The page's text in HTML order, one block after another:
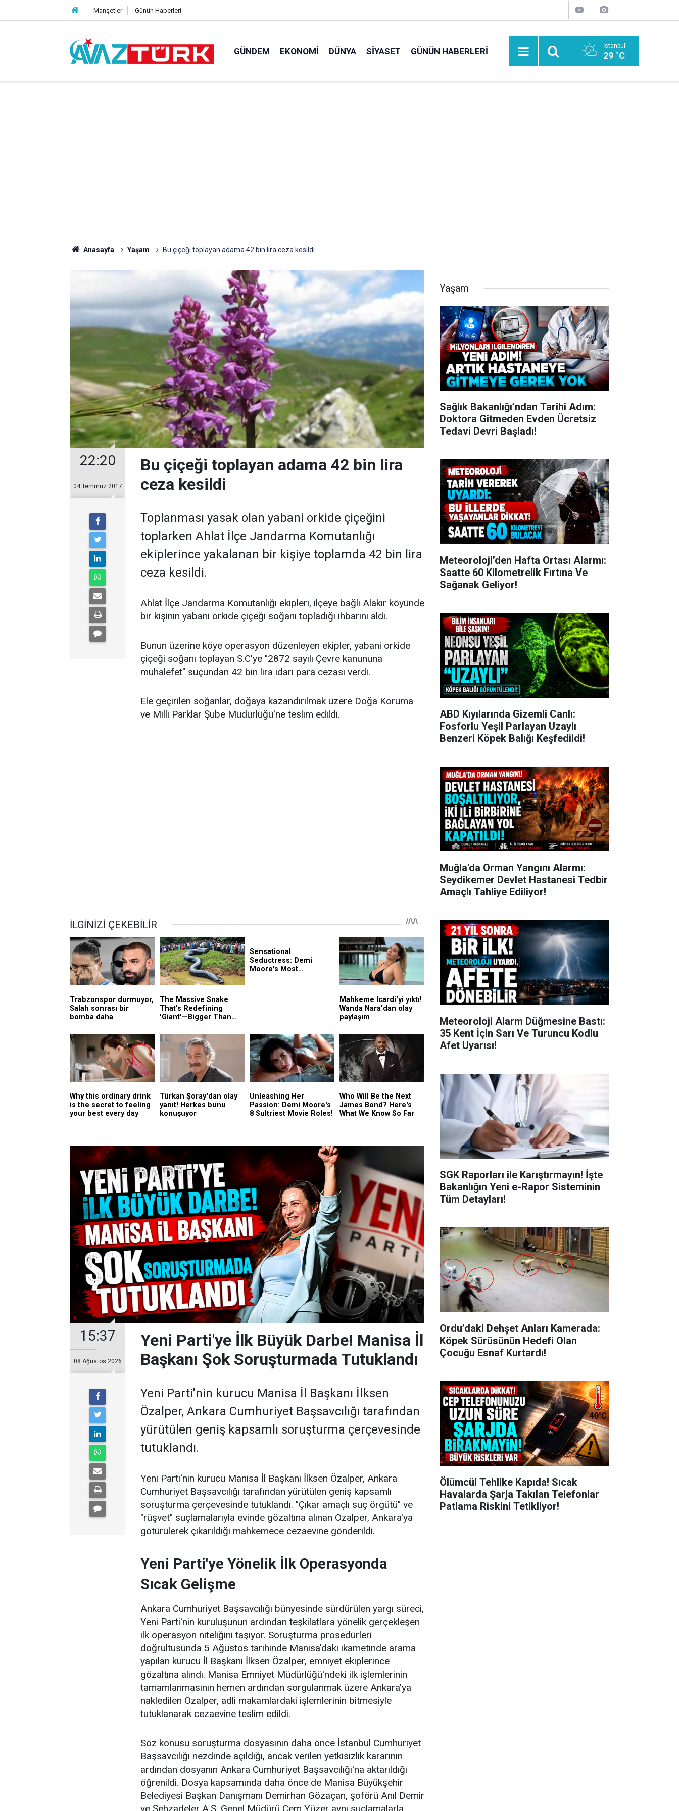
Manşetler Günün Haberleri
GÜNDEM EKONOMI DÜNYA SIYASET GÜNÜN HABERLERI İstanbul
29 °C
Anasayfa Yaşam Bu çiçeği toplayan adama 42 bin lira ceza kesildi
22:20
04 Temmuz 2017
Bu çiçeği toplayan adama 42 bin lira
ceza kesildi
Toplanması yasak olan yabani orkide çiçeğini
toplarken Ahlat İlçe Jandarma Komutanlığı
ekiplerince yakalanan bir kişiye toplamda 42 bin lira
ceza kesildi.
Ahlat İlçe Jandarma Komutanlığı ekipleri, ilçeye bağlı Alakır köyünde
bir kişinin yabani orkide çiçeği soğanı topladığı ihbarını aldı.
Bunun üzerine köye operasyon düzenleyen ekipler, yabani orkide
çiçeği soğanı toplayan S.C'ye "2872 sayılı Çevre kanununa
muhalefet" suçundan 42 bin lira idari para cezası verdi.
Ele geçirilen soğanlar, doğaya kazandırılmak üzere Doğa Koruma
ve Milli Parklar Şube Müdürlüğü'ne teslim edildi.
15:37
08 Ağustos 2026
Yeni Parti'ye İlk Büyük Darbe! Manisa İl
Başkanı Şok Soruşturmada Tutuklandı
Yeni Parti'nin kurucu Manisa İl Başkanı İlksen
Özalper, Ankara Cumhuriyet Başsavcılığı tarafından
yürütülen geniş kapsamlı soruşturma çerçevesinde
tutuklandı.
Yeni Parti'nin kurucu Manisa İl Başkanı İlksen Özalper, Ankara
Cumhuriyet Başsavcılığı tarafından yürütülen geniş kapsamlı
soruşturma çerçevesinde tutuklandı. "Çıkar amaçlı suç örgütü" ve
"rüşvet" suçlamalarıyla evinde gözaltına alınan Özalper, Ankara'ya
götürülerek çıkarıldığı mahkemece cezaevine gönderildi.
Yeni Parti'ye Yönelik İlk Operasyonda
Sıcak Gelişme
Ankara Cumhuriyet Başsavcılığı bünyesinde sürdürülen yargı süreci,
Yeni Parti'nin kuruluşunun ardından teşkilatlara yönelik gerçekleşen
ilk operasyon niteliğini taşıyor. Soruşturma prosedürleri
doğrultusunda 5 Ağustos tarihinde Manisa'daki ikametinde arama
yapılan kurucu İl Başkanı İlksen Özalper, emniyet ekiplerince
gözaltına alındı. Manisa Emniyet Müdürlüğü'ndeki ilk işlemlerinin
tamamlanmasının hemen ardından sorgulanmak üzere Ankara'ya
nakledilen Özalper, adli makamlardaki işlemlerinin bitmesiyle
tutuklanarak cezaevine teslim edildi.
Söz konusu soruşturma dosyasının daha önce İstanbul Cumhuriyet
Başsavcılığı nezdinde açıldığı, ancak verilen yetkisizlik kararının
ardından dosyanın Ankara Cumhuriyet Başsavcılığı'na aktarıldığı
öğrenildi. Dosya kapsamında daha önce de Manisa Büyükşehir
Belediyesi Başkan Danışmanı Demirhan Gözaçan, şoförü Anıl Demir
ve Şehzadeler A.Ş. Genel Müdürü Cem Yüzer aynı suçlamalarla
Yaşam
Sağlık Bakanlığı’ndan Tarihi Adım:
Doktora Gitmeden Evden Ücretsiz
Tedavi Devri Başladı!
Meteoroloji’den Hafta Ortası Alarmı:
Saatte 60 Kilometrelik Fırtına Ve
Sağanak Geliyor!
ABD Kıyılarında Gizemli Canlı:
Fosforlu Yeşil Parlayan Uzaylı
Benzeri Köpek Balığı Keşfedildi!
Muğla'da Orman Yangını Alarmı:
Seydikemer Devlet Hastanesi Tedbir
Amaçlı Tahliye Ediliyor!
Meteoroloji Alarm Düğmesine Bastı:
35 Kent İçin Sarı Ve Turuncu Kodlu
Afet Uyarısı!
SGK Raporları ile Karıştırmayın! İşte
Bakanlığın Yeni e-Rapor Sisteminin
Tüm Detayları!
Ordu’daki Dehşet Anları Kamerada:
Köpek Sürüsünün Hedefi Olan
Çocuğu Esnaf Kurtardı!
Ölümcül Tehlike Kapıda! Sıcak
Havalarda Şarja Takılan Telefonlar
Patlama Riskini Tetikliyor!